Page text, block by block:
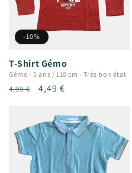
-10%
T-Shirt Gémo
Gémo - 5 ans / 110 cm -Trés bon état
Prix
4,99 €
Prix
4,49 €